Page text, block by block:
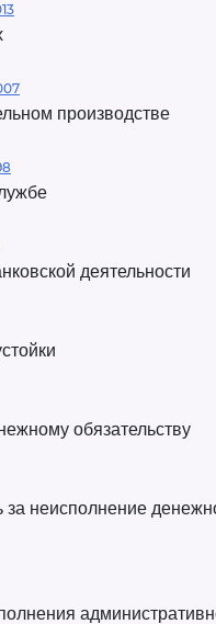
производстве
деятельности
обязательству
за неисполнение